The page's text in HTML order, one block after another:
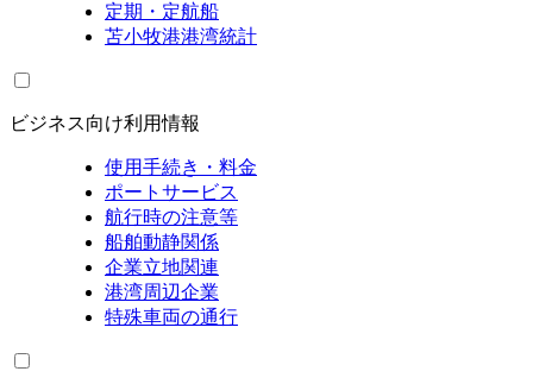
定期・定航船
苫小牧港港湾統計
ビジネス向け利用情報
使用手続き・料金
ポートサービス
航行時の注意等
船舶動静関係
企業立地関連
港湾周辺企業
特殊車両の通行